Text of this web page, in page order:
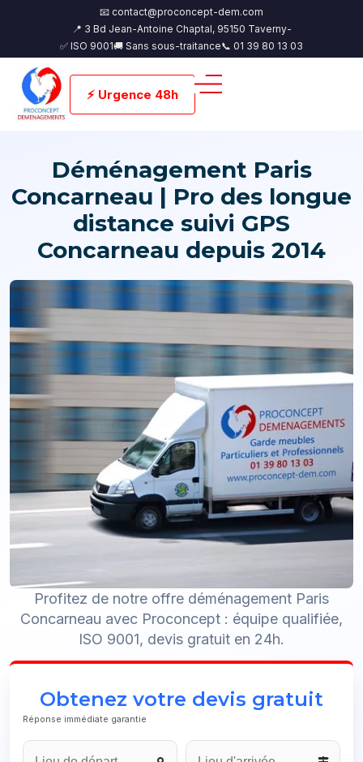
📧 contact@proconcept-dem.com
📍 3 Bd Jean-Antoine Chaptal, 95150 Taverny-
✅ ISO 9001🚚 Sans sous-traitance📞 01 39 80 13 03
⚡ Urgence 48h
Déménagement Paris
Concarneau | Pro des longue
distance suivi GPS
Concarneau depuis 2014
Profitez de notre offre déménagement Paris
Concarneau avec Proconcept : équipe qualifiée,
ISO 9001, devis gratuit en 24h.
Obtenez votre devis gratuit
Réponse immédiate garantie